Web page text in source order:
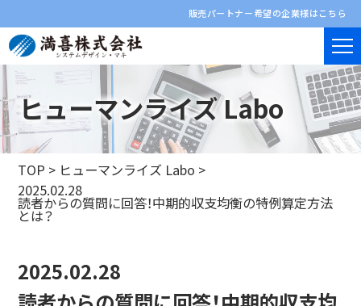
販売パートナー希望の企業様はこちら
ヒューマンライズ Labo
TOP > ヒューマンライズ Labo >
2025.02.28
読者からの質問に回答！中期的収支均衡の特例算定方法
とは？
2025.02.28